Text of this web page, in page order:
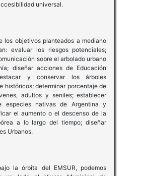
universal.
objetivos planteados a mediano
evaluar los riesgos potenciales;
sobre el arbolado urbano
diseñar acciones de Educación
y conservar los árboles
históricos; determinar porcentaje de
adultos y seniles; establecer
especies nativas de Argentina y
el aumento o el descenso de la
a lo largo del tiempo; diseñar
Urbanos.
órbita del EMSUR, podemos